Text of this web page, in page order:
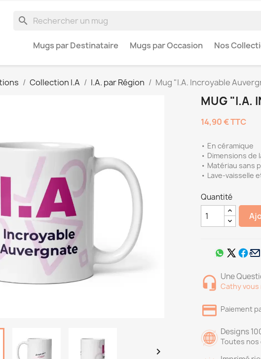
search
Mugs par Destinataire Mugs par Occasion Nos
Collection I.A I.A. par Région Mug "I.A. Incroyable

MUG "I.A.
14,90 €TTC
• En céramique
• Dimensions de
• Matériau sans
• Lave-vaisselle
Quantité
Une
Cathy
Paiement
Designs
Toutes nos